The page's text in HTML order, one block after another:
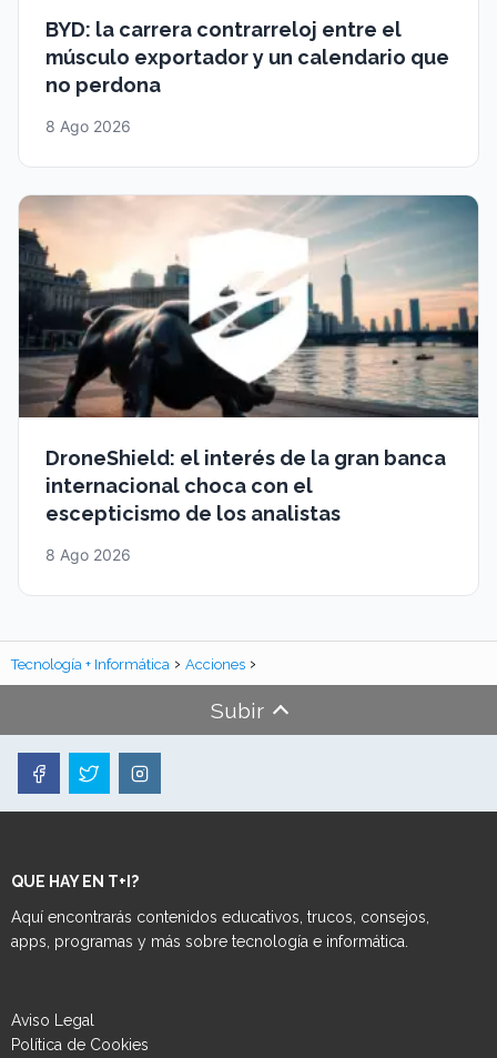
BYD: la carrera contrarreloj entre el
músculo exportador y un calendario que
no perdona
8 Ago 2026
DroneShield: el interés de la gran banca
internacional choca con el
escepticismo de los analistas
8 Ago 2026
Tecnología + Informática Acciones
Subir
QUE HAY EN T+I?
Aquí encontrarás contenidos educativos, trucos, consejos,
apps, programas y más sobre tecnología e informática.
Aviso Legal
Política de Cookies